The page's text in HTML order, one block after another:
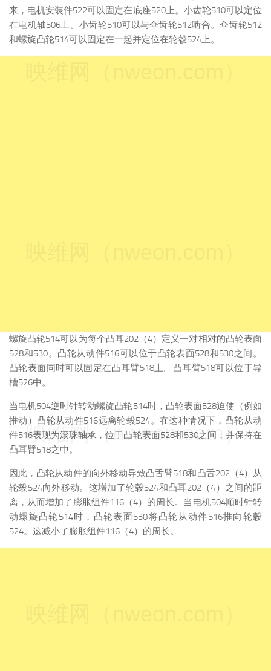
来，电机安装件522可以固定在底座520上。小齿轮510可以定位
在电机轴506上。小齿轮510可以与伞齿轮512啮合。伞齿轮512
和螺旋凸轮514可以固定在一起并定位在轮毂524上。
螺旋凸轮514可以为每个凸耳202（4）定义一对相对的凸轮表面
528和530。凸轮从动件516可以位于凸轮表面528和530之间。
凸轮表面同时可以固定在凸耳臂518上。凸耳臂518可以位于导
槽526中。
当电机504逆时针转动螺旋凸轮514时，凸轮表面528迫使（例如
推动）凸轮从动件516远离轮毂524。在这种情况下，凸轮从动
件516表现为滚珠轴承，位于凸轮表面528和530之间，并保持在
凸耳臂518之中。
因此，凸轮从动件的向外移动导致凸舌臂518和凸舌202（4）从
轮毂524向外移动。这增加了轮毂524和凸耳202（4）之间的距
离，从而增加了膨胀组件116（4）的周长。当电机504顺时针转
动螺旋凸轮514时，凸轮表面530将凸轮从动件516推向轮毂
524。这减小了膨胀组件116（4）的周长。
映维网（nweon.com）